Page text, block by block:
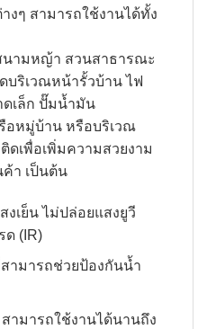
งๆ สามารถใช้งานได้ทั้ง
นามหญ้า สวนสาธารณะ
บริเวณหน้ารั้วบ้าน ไฟ
เล็ก ปั๊มน้ำมัน
อหมู่บ้าน หรือบริเวณ
ดเพื่อเพิ่มความสวยงาม
า เป็นต้น
เย็น ไม่ปล่อยแสงยูวี
ด (IR)
ามารถช่วยป้องกันน้ำ
ามารถใช้งานได้นานถึง